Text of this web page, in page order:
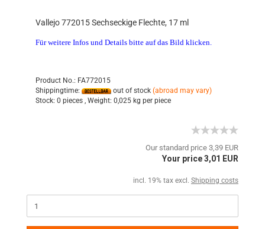
Vallejo 772015 Sechseckige Flechte, 17 ml
Für weitere Infos und Details bitte auf das Bild klicken.
Product No.: FA772015
Shippingtime:
out of stock (abroad may vary)
Stock: 0 pieces , Weight: 0,025 kg per piece
Our standard price 3,39 EUR
Your price 3,01 EUR
incl. 19% tax excl. Shipping costs